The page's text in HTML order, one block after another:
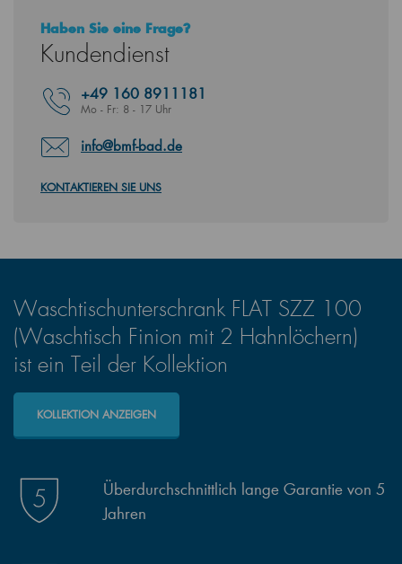
Haben Sie eine Frage?
Kundendienst
+49 160 8911181
Mo - Fr: 8 - 17 Uhr
info@bmf-bad.de
KONTAKTIEREN SIE UNS
Waschtischunterschrank FLAT SZZ 100
(Waschtisch Finion mit 2 Hahnlöchern)
ist ein Teil der Kollektion
KOLLEKTION ANZEIGEN
Überdurchschnittlich lange Garantie von 5
Jahren